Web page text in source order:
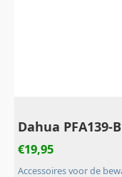
Dahua PFA139-B
€19,95
Accessoires voor de